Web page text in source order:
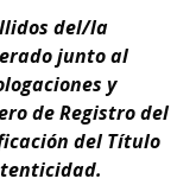
del/la
junto al
y
de Registro del
del Título